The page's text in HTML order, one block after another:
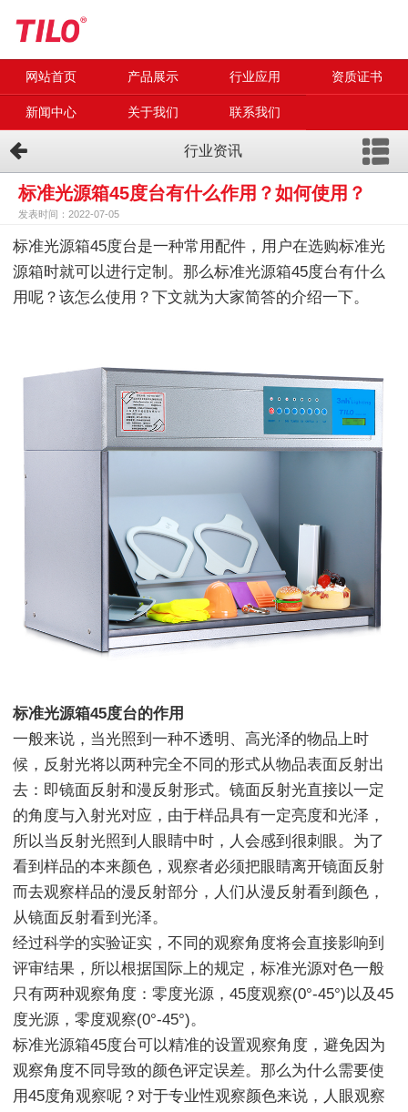
网站首页 产品展示 行业应用 资质证书
新闻中心 关于我们 联系我们
行业资讯
标准光源箱45度台有什么作用？如何使用？
发表时间：2022-07-05
标准光源箱45度台是一种常用配件，用户在选购标准光
源箱时就可以进行定制。那么标准光源箱45度台有什么
用呢？该怎么使用？下文就为大家简答的介绍一下。
标准光源箱45度台的作用
一般来说，当光照到一种不透明、高光泽的物品上时
候，反射光将以两种完全不同的形式从物品表面反射出
去：即镜面反射和漫反射形式。镜面反射光直接以一定
的角度与入射光对应，由于样品具有一定亮度和光泽，
所以当反射光照到人眼睛中时，人会感到很刺眼。为了
看到样品的本来颜色，观察者必须把眼睛离开镜面反射
而去观察样品的漫反射部分，人们从漫反射看到颜色，
从镜面反射看到光泽。
经过科学的实验证实，不同的观察角度将会直接影响到
评审结果，所以根据国际上的规定，标准光源对色一般
只有两种观察角度：零度光源，45度观察(0°-45°)以及45
度光源，零度观察(0°-45°)。
标准光源箱45度台可以精准的设置观察角度，避免因为
观察角度不同导致的颜色评定误差。那么为什么需要使
用45度角观察呢？对于专业性观察颜色来说，人眼观察